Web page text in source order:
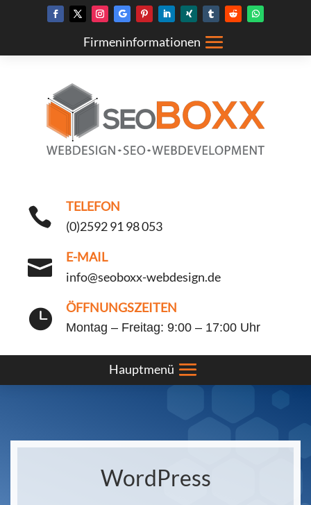

TELEFON
(0)2592 91 98 053

E-MAIL
info@seoboxx-webdesign.de
 ÖFFNUNGSZEITEN
Montag – Freitag: 9:00 – 17:00 Uhr
WordPress